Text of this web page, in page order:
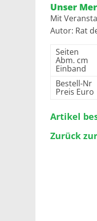
Unser
Mit
Autor: Rat
Seiten
Abm. cm
Einband
Bestell-Nr
Preis Euro
Artikel
Zurück